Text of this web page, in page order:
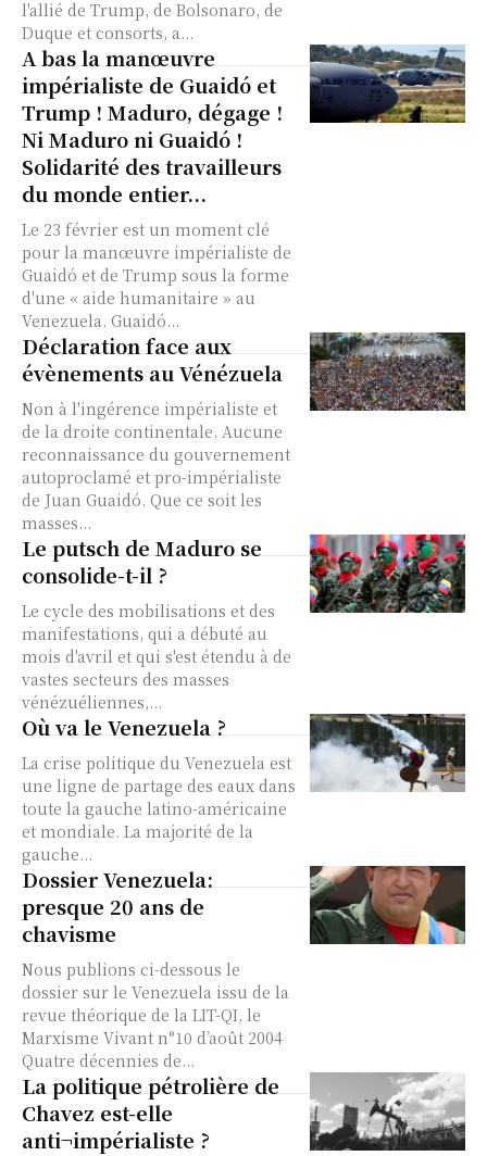
l'allié de Trump, de Bolsonaro, de
Duque et consorts, a...
A bas la manœuvre
impérialiste de Guaidó et
Trump ! Maduro, dégage !
Ni Maduro ni Guaidó !
Solidarité des travailleurs
du monde entier...
Le 23 février est un moment clé
pour la manœuvre impérialiste de
Guaidó et de Trump sous la forme
d'une « aide humanitaire » au
Venezuela. Guaidó...
Déclaration face aux
évènements au Vénézuela
Non à l'ingérence impérialiste et
de la droite continentale. Aucune
reconnaissance du gouvernement
autoproclamé et pro-impérialiste
de Juan Guaidó. Que ce soit les
masses...
Le putsch de Maduro se
consolide-t-il ?
Le cycle des mobilisations et des
manifestations, qui a débuté au
mois d'avril et qui s'est étendu à de
vastes secteurs des masses
vénézuéliennes,...
Où va le Venezuela ?
La crise politique du Venezuela est
une ligne de partage des eaux dans
toute la gauche latino-américaine
et mondiale. La majorité de la
gauche...
Dossier Venezuela:
presque 20 ans de
chavisme
Nous publions ci-dessous le
dossier sur le Venezuela issu de la
revue théorique de la LIT-QI, le
Marxisme Vivant n°10 d’août 2004
Quatre décennies de...
La politique pétrolière de
Chavez est-elle
anti¬impérialiste ?